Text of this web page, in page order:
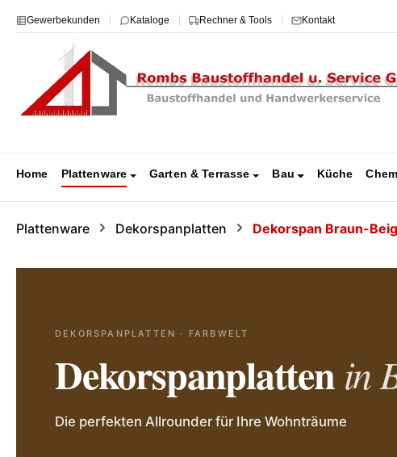
Hauptinhalt springen
Zur Suche springen
Zur Hauptnavigation springen
Gewerbekunden Kataloge Rechner & Tools Kontakt
Home Plattenware Garten & Terrasse Bau Küche
Plattenware Dekorspanplatten Dekorspan Braun-
DEKORSPANPLATTEN · FARBWELT
Dekorspanplatten in
Die perfekten Allrounder für Ihre Wohnträume